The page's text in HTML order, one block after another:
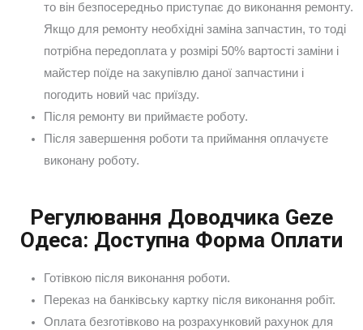
то він безпосередньо приступає до виконання ремонту.
Якщо для ремонту необхідні заміна запчастин, то тоді
потрібна передоплата у розмірі 50% вартості заміни і
майстер поїде на закупівлю даної запчастини і
погодить новий час приїзду.
Після ремонту ви приймаєте роботу.
Після завершення роботи та приймання оплачуєте
виконану роботу.
Регулювання Доводчика Geze
Одеса: Доступна Форма Оплати
Готівкою після виконання роботи.
Переказ на банківську картку після виконання робіт.
Оплата безготівково на розрахунковий рахунок для